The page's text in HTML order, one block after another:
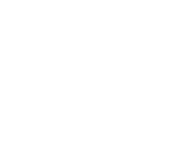
HÀNH